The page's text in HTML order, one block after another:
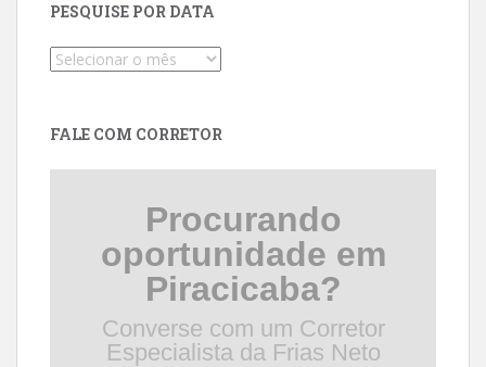
PESQUISE POR DATA
Pesquise
FALE COM CORRETOR
Procurando
oportunidade em
Piracicaba?
Converse com um Corretor
Especialista da Frias Neto